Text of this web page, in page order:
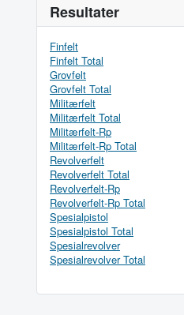
Resultater
Finfelt
Finfelt Total
Grovfelt
Grovfelt Total
Militærfelt
Militærfelt Total
Militærfelt-Rp
Militærfelt-Rp Total
Revolverfelt
Revolverfelt Total
Revolverfelt-Rp
Revolverfelt-Rp Total
Spesialpistol
Spesialpistol Total
Spesialrevolver
Spesialrevolver Total